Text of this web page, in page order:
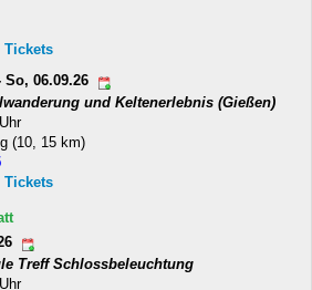
Tickets
So, 06.09.26
und Keltenerlebnis (Gießen)
(10, 15 km)
Tickets
Treff Schlossbeleuchtung